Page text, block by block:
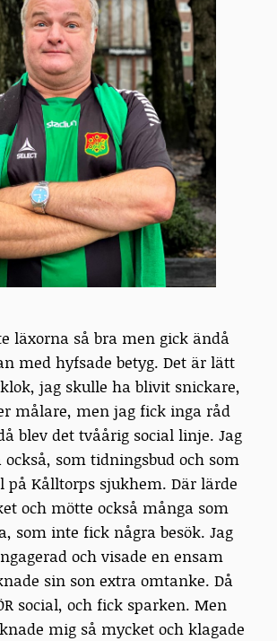
läxorna så bra men gick ändå
med hyfsade betyg. Det är lätt
jag skulle ha blivit snickare,
målare, men jag fick inga råd
blev det tvåårig social linje. Jag
också, som tidningsbud och som
på Kålltorps sjukhem. Där lärde
och mötte också många som
som inte fick några besök. Jag
och visade en ensam
sin son extra omtanke. Då
social, och fick sparken. Men
mig så mycket och klagade